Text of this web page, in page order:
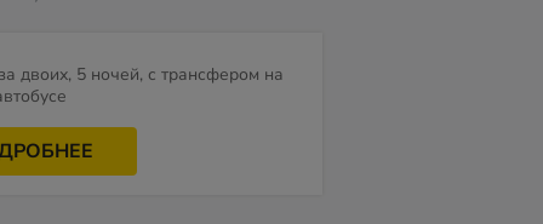
двоих, 5 ночей, с трансфером на